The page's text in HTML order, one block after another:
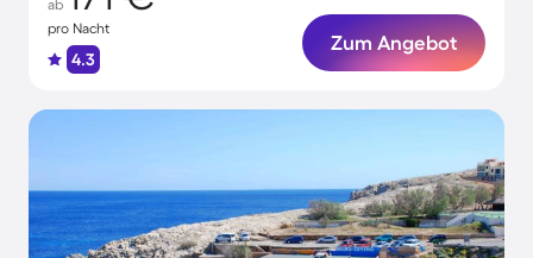
ab
pro Nacht
4.3
Zum Angebot